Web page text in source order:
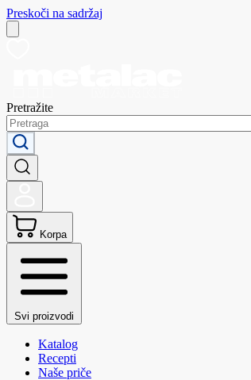
Preskoči na sadržaj
Pretražite
Korpa
Svi proizvodi
Katalog
Recepti
Naše priče